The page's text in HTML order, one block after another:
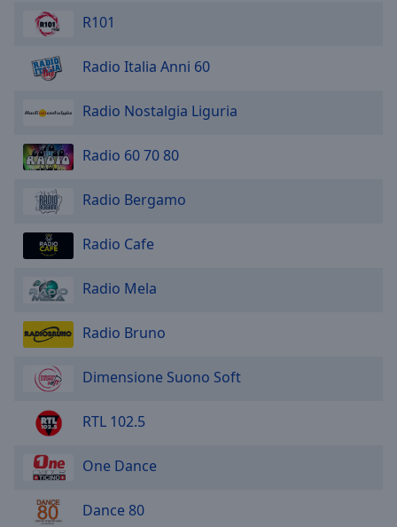
R101
Radio Italia Anni 60
Radio Nostalgia Liguria
Radio 60 70 80
Radio Bergamo
Radio Cafe
Radio Mela
Radio Bruno
Dimensione Suono Soft
RTL 102.5
One Dance
Dance 80